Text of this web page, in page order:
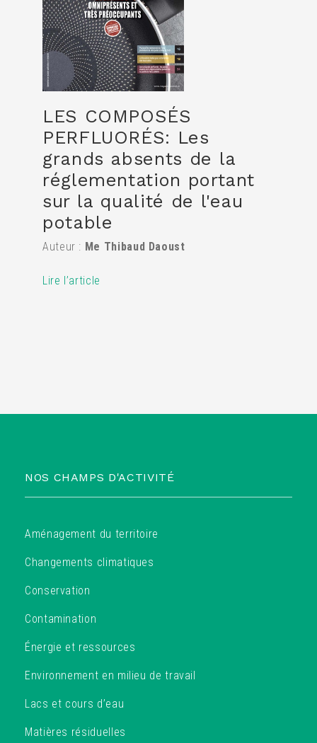
LES COMPOSÉS
PERFLUORÉS: Les
grands absents de la
réglementation portant
sur la qualité de l'eau
potable
Auteur : Me Thibaud Daoust
Lire l’article
NOS CHAMPS D'ACTIVITÉ
Aménagement du territoire
Changements climatiques
Conservation
Contamination
Énergie et ressources
Environnement en milieu de travail
Lacs et cours d’eau
Matières résiduelles